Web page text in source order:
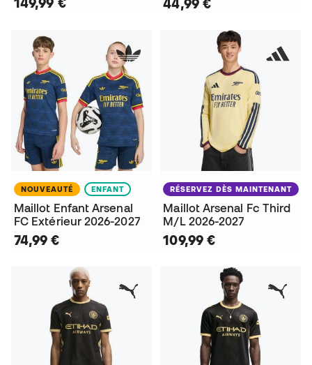
44,99 €
NOUVEAUTÉ ENFANT
Maillot Enfant Arsenal
FC Extérieur 2026-2027
74,99 €
RÉSERVEZ DÈS MAINTENANT
Maillot Arsenal Fc Third
M/L 2026-2027
109,99 €